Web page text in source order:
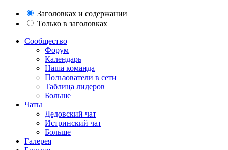
Заголовках и содержании
Только в заголовках
Сообщество
Форум
Календарь
Наша команда
Пользователи в сети
Таблица лидеров
Больше
Чаты
Дедовский чат
Истринский чат
Больше
Галерея